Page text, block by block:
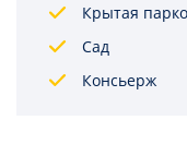
Крытая
Сад
Консьерж